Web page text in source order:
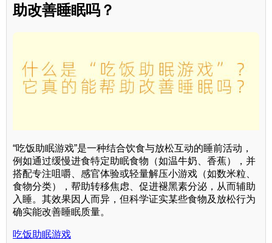
助改善睡眠吗？
“吃饭助眠游戏”是一种结合饮食与放松互动的睡前活动，
例如通过缓慢进食特定助眠食物（如温牛奶、香蕉），并
搭配专注咀嚼、感官体验或轻量解压小游戏（如数米粒、
食物分类），帮助转移焦虑、促进褪黑素分泌，从而辅助
入睡。其效果因人而异，但科学证实某些食物及放松行为
确实能改善睡眠质量。
吃饭助眠游戏